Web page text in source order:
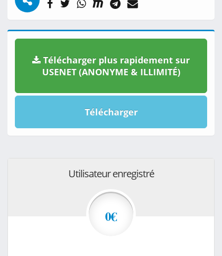
Télécharger plus rapidement sur
USENET (ANONYME & ILLIMITÉ)
Télécharger
Utilisateur enregistré
0€